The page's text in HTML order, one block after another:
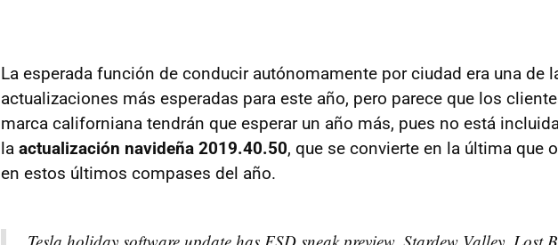
La esperada función de conducir autónomamente por ciudad era una de
actualizaciones más esperadas para este año, pero parece que los
marca californiana tendrán que esperar un año más, pues no está
la actualización navideña 2019.40.50, que se convierte en la última que
en estos últimos compases del año.